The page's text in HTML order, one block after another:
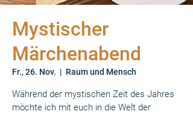
Mystischer
Märchenabend
Fr., 26. Nov.
  |
Raum und Mensch
Während der mystischen Zeit des Jahres
möchte ich mit euch in die Welt der